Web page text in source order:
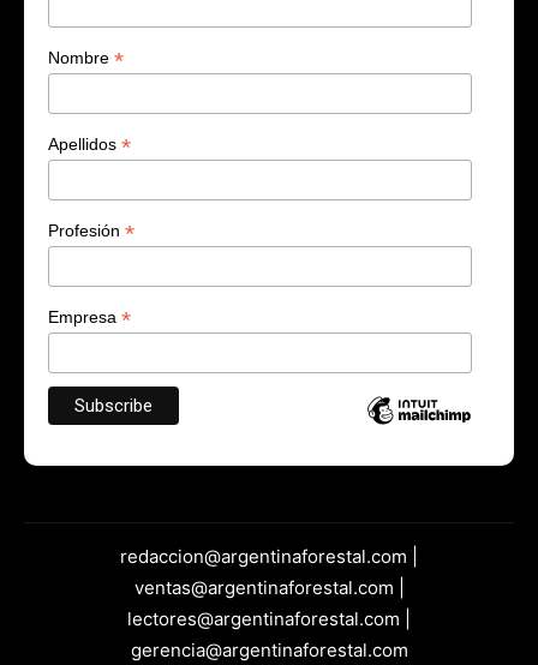
Nombre *
Apellidos *
Profesión *
Empresa *
redaccion@argentinaforestal.com |
ventas@argentinaforestal.com |
lectores@argentinaforestal.com |
gerencia@argentinaforestal.com